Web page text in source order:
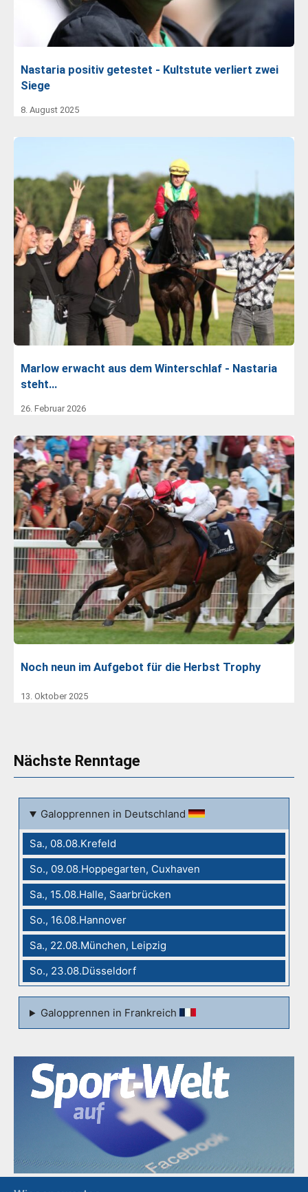
Nastaria positiv getestet - Kultstute verliert zwei
Siege
8. August 2025
Marlow erwacht aus dem Winterschlaf - Nastaria
steht…
26. Februar 2026
Noch neun im Aufgebot für die Herbst Trophy
13. Oktober 2025
Nächste Renntage
Galopprennen in Deutschland
Sa., 08.08.Krefeld
So., 09.08.Hoppegarten, Cuxhaven
Sa., 15.08.Halle, Saarbrücken
So., 16.08.Hannover
Sa., 22.08.München, Leipzig
So., 23.08.Düsseldorf
Galopprennen in Frankreich